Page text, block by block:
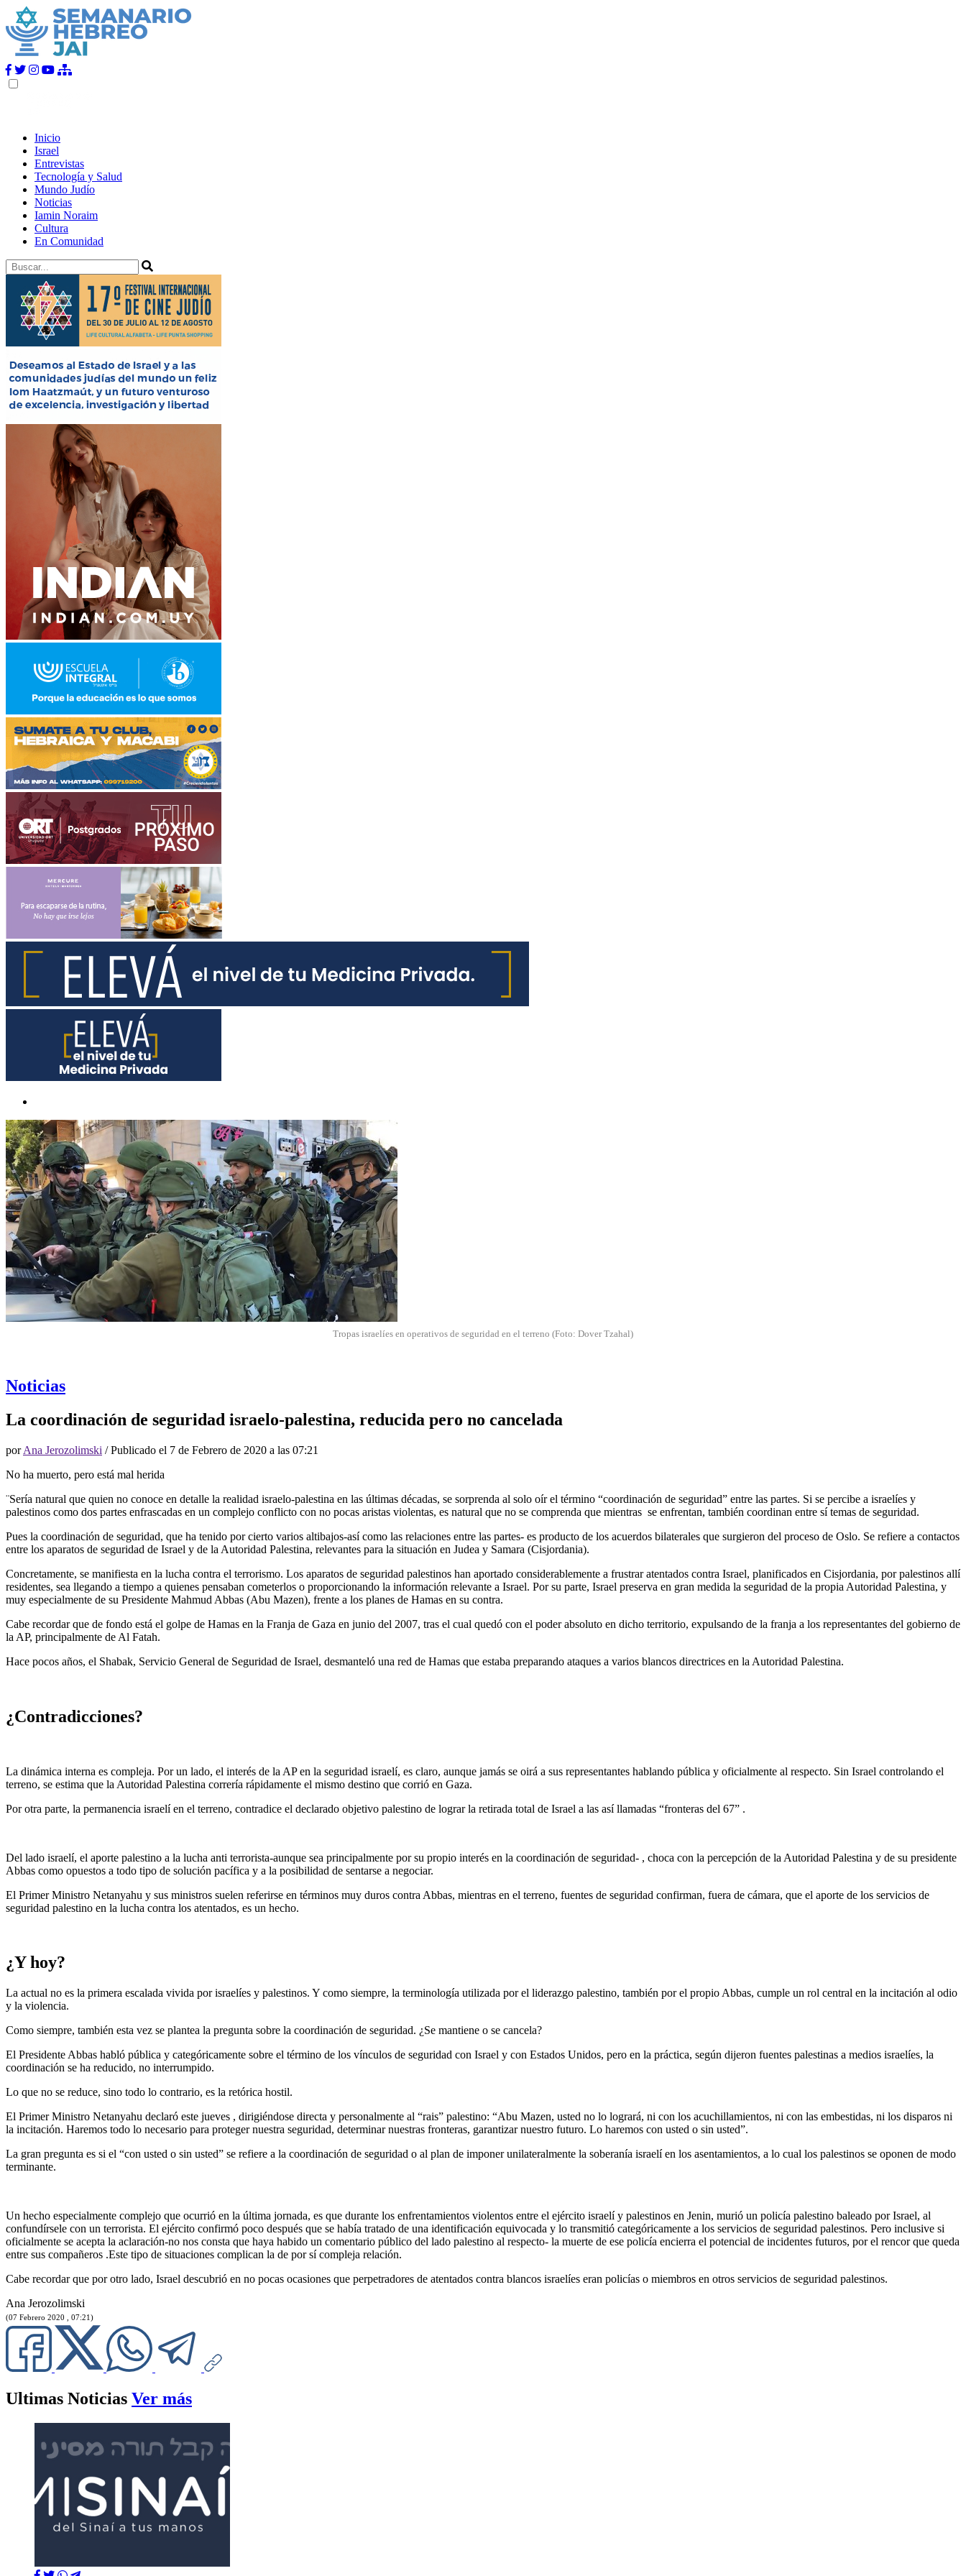
Inicio
Israel
Entrevistas
Tecnología y Salud
Mundo Judío
Noticias
Iamin Noraim
Cultura
En Comunidad
Tropas israelíes en operativos de seguridad en el terreno (Foto: Dover Tzahal)
Noticias
La coordinación de seguridad israelo-palestina, reducida pero no cancelada
porAna Jerozolimski / Publicado el 7 de Febrero de 2020 a las 07:21
No ha muerto, pero está mal herida
¨Sería natural que quien no conoce en detalle la realidad israelo-palestina en las últimas décadas, se sorprenda al solo oír el término “coordinación de seguridad” entre las partes. Si se percibe a israelíes y
palestinos como dos partes enfrascadas en un complejo conflicto con no pocas aristas violentas, es natural que no se comprenda que mientras se enfrentan, también coordinan entre sí temas de seguridad.
Pues la coordinación de seguridad, que ha tenido por cierto varios altibajos-así como las relaciones entre las partes- es producto de los acuerdos bilaterales que surgieron del proceso de Oslo. Se refiere a contactos
entre los aparatos de seguridad de Israel y de la Autoridad Palestina, relevantes para la situación en Judea y Samara (Cisjordania).
Concretamente, se manifiesta en la lucha contra el terrorismo. Los aparatos de seguridad palestinos han aportado considerablemente a frustrar atentados contra Israel, planificados en Cisjordania, por palestinos allí
residentes, sea llegando a tiempo a quienes pensaban cometerlos o proporcionando la información relevante a Israel. Por su parte, Israel preserva en gran medida la seguridad de la propia Autoridad Palestina, y
muy especialmente de su Presidente Mahmud Abbas (Abu Mazen), frente a los planes de Hamas en su contra.
Cabe recordar que de fondo está el golpe de Hamas en la Franja de Gaza en junio del 2007, tras el cual quedó con el poder absoluto en dicho territorio, expulsando de la franja a los representantes del gobierno de
la AP, principalmente de Al Fatah.
Hace pocos años, el Shabak, Servicio General de Seguridad de Israel, desmanteló una red de Hamas que estaba preparando ataques a varios blancos directrices en la Autoridad Palestina.
¿Contradicciones?
La dinámica interna es compleja. Por un lado, el interés de la AP en la seguridad israelí, es claro, aunque jamás se oirá a sus representantes hablando pública y oficialmente al respecto. Sin Israel controlando el
terreno, se estima que la Autoridad Palestina correría rápidamente el mismo destino que corrió en Gaza.
Por otra parte, la permanencia israelí en el terreno, contradice el declarado objetivo palestino de lograr la retirada total de Israel a las así llamadas “fronteras del 67” .
Del lado israelí, el aporte palestino a la lucha anti terrorista-aunque sea principalmente por su propio interés en la coordinación de seguridad- , choca con la percepción de la Autoridad Palestina y de su presidente
Abbas como opuestos a todo tipo de solución pacífica y a la posibilidad de sentarse a negociar.
El Primer Ministro Netanyahu y sus ministros suelen referirse en términos muy duros contra Abbas, mientras en el terreno, fuentes de seguridad confirman, fuera de cámara, que el aporte de los servicios de
seguridad palestino en la lucha contra los atentados, es un hecho.
¿Y hoy?
La actual no es la primera escalada vivida por israelíes y palestinos. Y como siempre, la terminología utilizada por el liderazgo palestino, también por el propio Abbas, cumple un rol central en la incitación al odio
y la violencia.
Como siempre, también esta vez se plantea la pregunta sobre la coordinación de seguridad. ¿Se mantiene o se cancela?
El Presidente Abbas habló pública y categóricamente sobre el término de los vínculos de seguridad con Israel y con Estados Unidos, pero en la práctica, según dijeron fuentes palestinas a medios israelíes, la
coordinación se ha reducido, no interrumpido.
Lo que no se reduce, sino todo lo contrario, es la retórica hostil.
El Primer Ministro Netanyahu declaró este jueves , dirigiéndose directa y personalmente al “rais” palestino: “Abu Mazen, usted no lo logrará, ni con los acuchillamientos, ni con las embestidas, ni los disparos ni
la incitación. Haremos todo lo necesario para proteger nuestra seguridad, determinar nuestras fronteras, garantizar nuestro futuro. Lo haremos con usted o sin usted”.
La gran pregunta es si el “con usted o sin usted” se refiere a la coordinación de seguridad o al plan de imponer unilateralmente la soberanía israelí en los asentamientos, a lo cual los palestinos se oponen de modo
terminante.
Un hecho especialmente complejo que ocurrió en la última jornada, es que durante los enfrentamientos violentos entre el ejército israelí y palestinos en Jenin, murió un policía palestino baleado por Israel, al
confundírsele con un terrorista. El ejército confirmó poco después que se había tratado de una identificación equivocada y lo transmitió categóricamente a los servicios de seguridad palestinos. Pero inclusive si
oficialmente se acepta la aclaración-no nos consta que haya habido un comentario público del lado palestino al respecto- la muerte de ese policía encierra el potencial de incidentes futuros, por el rencor que queda
entre sus compañeros .Este tipo de situaciones complican la de por sí compleja relación.
Cabe recordar que por otro lado, Israel descubrió en no pocas ocasiones que perpetradores de atentados contra blancos israelíes eran policías o miembros en otros servicios de seguridad palestinos.
Ana Jerozolimski
(07 Febrero 2020 , 07:21)
Ultimas Noticias Ver más